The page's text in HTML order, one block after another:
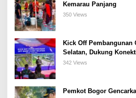
Kemarau Panjang
350 Views
Kick Off Pembangunan
Selatan, Dukung
Bogor Selatan
342 Views
Pemkot Bogor